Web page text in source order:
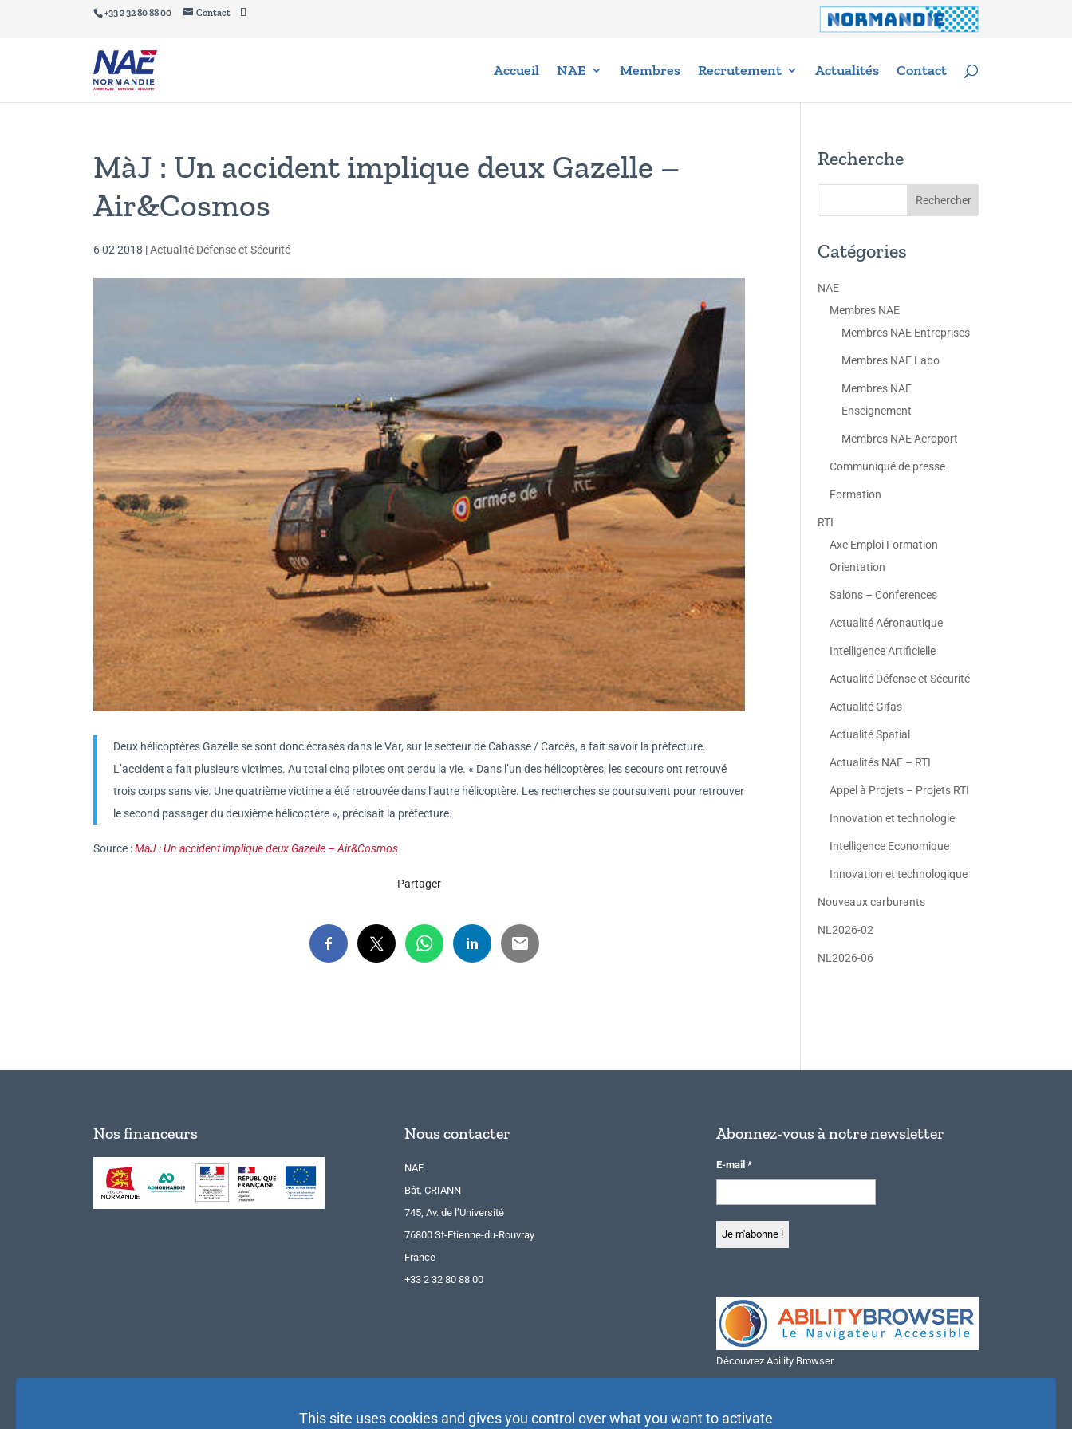
+33 2 32 80 88 00 Contact
Accueil NAE Membres Recrutement Actualités Contact
MàJ : Un accident implique deux Gazelle –
Air&Cosmos
6 02 2018 |Actualité Défense et Sécurité
Deux hélicoptères Gazelle se sont donc écrasés dans le Var, sur le secteur de Cabasse / Carcès, a fait savoir la préfecture.
L’accident a fait plusieurs victimes. Au total cinq pilotes ont perdu la vie. « Dans l’un des hélicoptères, les secours ont retrouvé
trois corps sans vie. Une quatrième victime a été retrouvée dans l’autre hélicoptère. Les recherches se poursuivent pour retrouver
le second passager du deuxième hélicoptère », précisait la préfecture.
Source :MàJ : Un accident implique deux Gazelle – Air&Cosmos
Partager
Recherche
Catégories
NAE
Membres NAE
Membres NAE Entreprises
Membres NAE Labo
Membres NAE
Enseignement
Membres NAE Aeroport
Communiqué de presse
Formation
RTI
Axe Emploi Formation
Orientation
Salons – Conferences
Actualité Aéronautique
Intelligence Artificielle
Actualité Défense et Sécurité
Actualité Gifas
Actualité Spatial
Actualités NAE – RTI
Appel à Projets – Projets RTI
Innovation et technologie
Intelligence Economique
Innovation et technologique
Nouveaux carburants
NL2026-02
NL2026-06
Nos financeurs Nous contacter
NAE
Bât. CRIANN
745, Av. de l’Université
76800 St-Etienne-du-Rouvray
France
+33 2 32 80 88 00
Abonnez-vous à notre newsletter
E-mail *
Découvrez Ability Browser
This site uses cookies and gives you control over what you want to activate